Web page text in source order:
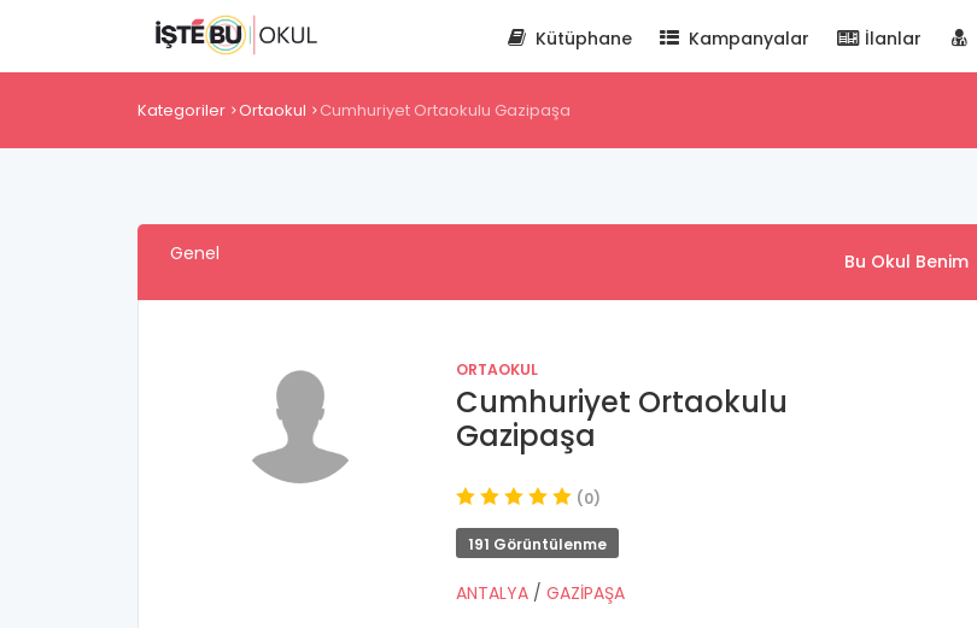
Kütüphane Kampanyalar İlanlar
Kategoriler Ortaokul Cumhuriyet Ortaokulu Gazipaşa
Genel Bu Okul Benim
ORTAOKUL
Cumhuriyet Ortaokulu
Gazipaşa
(0)
191 Görüntülenme
ANTALYA / GAZİPAŞA